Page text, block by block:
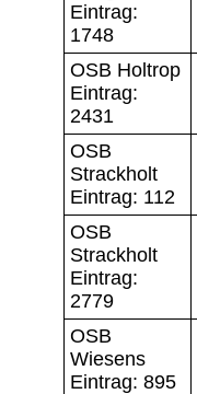
Eintrag:
1748
OSB Holtrop
Eintrag:
2431
OSB
Strackholt
Eintrag: 112
OSB
Strackholt
Eintrag:
2779
OSB
Wiesens
Eintrag: 895